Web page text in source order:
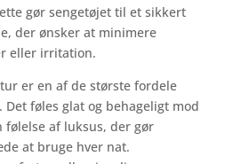
gør sengetøjet til et sikkert
der ønsker at minimere
eller irritation.
er en af de største fordele
føles glat og behageligt mod
følelse af luksus, der gør
at bruge hver nat.